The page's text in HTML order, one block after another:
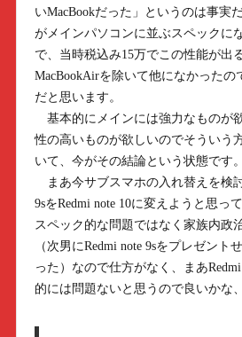
いMacBookだった」というのは事実
がメインパソコンに並ぶスペックに
で、当時税込み15万でこの性能が出
MacBookAirを除いて他になかったの
だと思います。
基本的にメインには強力なものが
性の高いものが欲しいのでそういう
いて、今がその結論という状態です。
まあ今サブスマホの入れ替えを検
9sをRedmi note 10に変えようと思っ
スペック的な問題ではなく家族内政
（次男にRedmi note 9sをプレゼント
った）なので仕方がなく、まあ
的には問題ないと思うので良いかな